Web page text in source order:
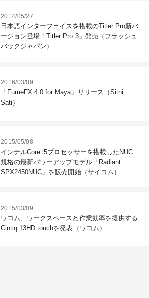
2014/05/27
日本語インターフェイスを搭載のTitler Pro新バ
ージョン登場「Titler Pro 3」発売（フラッシュ
バックジャパン）
2016/03/09
「FumeFX 4.0 for Maya」リリース（Sitni
Sati）
2015/05/08
インテルCore i5プロセッサーを搭載したNUC
規格の最新パワーアップモデル「Radiant
SPX2450NUC」を販売開始（サイコム）
2015/03/09
ワコム、ワークスペースと作業効率を提供する
Cintiq 13HD touchを発表（ワコム）